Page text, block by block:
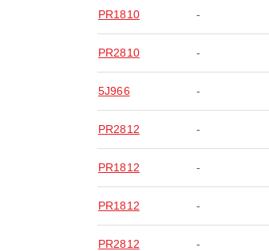
PR1810 -
PR2810 -
5J966 -
PR2812 -
PR1812 -
PR1812 -
PR2812 -